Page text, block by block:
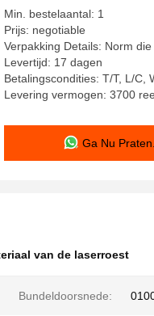
Min. bestelaantal: 1
Prijs: negotiable
Verpakking Details: Norm
Levertijd: 17 dagen
Betalingscondities: T/T, L/C,
Levering vermogen: 3700
Ga Nu Praten.
van de laserroest
Bundeldoorsnede: